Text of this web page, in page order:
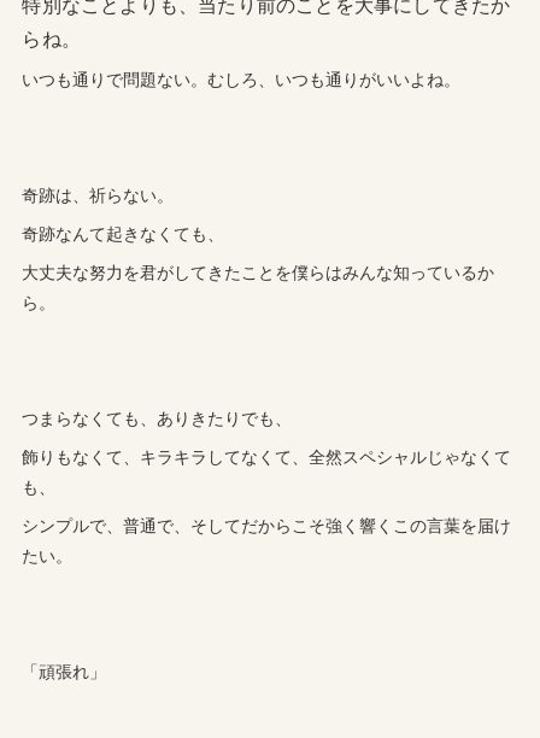
らね。
いつも通りで問題ない。むしろ、いつも通りがいいよね。
奇跡は、祈らない。
奇跡なんて起きなくても、
大丈夫な努力を君がしてきたことを僕らはみんな知っているか
ら。
つまらなくても、ありきたりでも、
飾りもなくて、キラキラしてなくて、全然スペシャルじゃなくて
も、
シンプルで、普通で、そしてだからこそ強く響くこの言葉を届け
たい。
「頑張れ」